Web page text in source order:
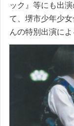
ック』等にも出
て、堺市少年少
んの特別出演によ